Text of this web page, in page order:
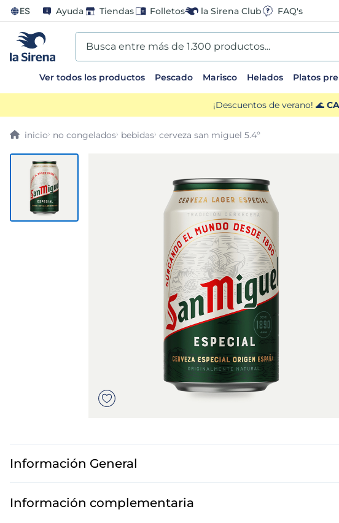
ES Ayuda Tiendas Folletos la Sirena Club FAQ's
Busca entre más de 1.300 productos...
Ver todos los productos Pescado Marisco Helados Platos
¡Descuentos de verano! 🌊
no congelados bebidas cerveza san miguel 5.4º
Información General
Información complementaria
TÉRMINOS MÁS BUSCADOS
1. helados sirena
patatas
. gamba